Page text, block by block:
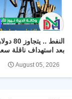
النفط ..
بعد استهداف ناقلة
August 05, 2026